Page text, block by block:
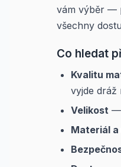
vám výběr —
všechny
Co hledat
Kvalitu
vyjde dráž
Velikost —
Materiál a